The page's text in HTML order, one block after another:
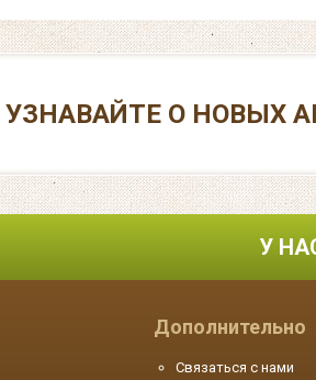
УЗНАВАЙТЕ О НОВЫХ
У
Дополнительно
Связаться с нами